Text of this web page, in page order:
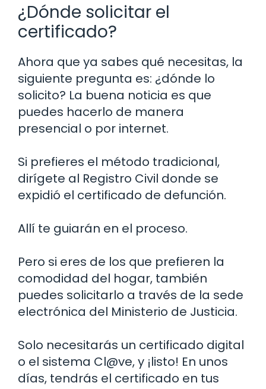
¿Dónde solicitar el
certificado?
Ahora que ya sabes qué necesitas, la
siguiente pregunta es: ¿dónde lo
solicito? La buena noticia es que
puedes hacerlo de manera
presencial o por internet.
Si prefieres el método tradicional,
dirígete al Registro Civil donde se
expidió el certificado de defunción.
Allí te guiarán en el proceso.
Pero si eres de los que prefieren la
comodidad del hogar, también
puedes solicitarlo a través de la sede
electrónica del Ministerio de Justicia.
Solo necesitarás un certificado digital
o el sistema Cl@ve, y ¡listo! En unos
días, tendrás el certificado en tus